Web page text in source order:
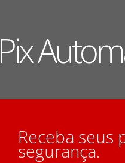
Pix
Receba seus
segurança.